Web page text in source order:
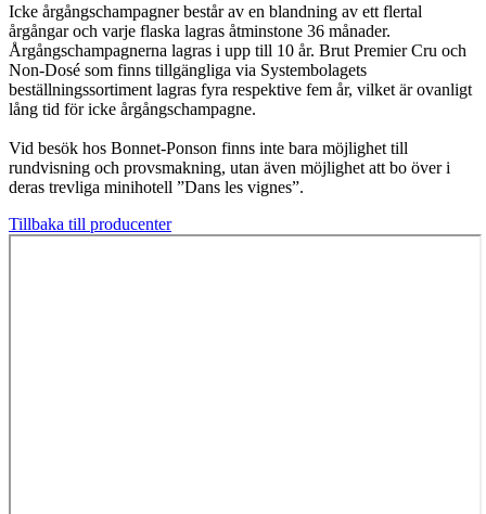
Icke årgångschampagner består av en blandning av ett flertal
årgångar och varje flaska lagras åtminstone 36 månader.
Årgångschampagnerna lagras i upp till 10 år. Brut Premier Cru och
Non-Dosé som finns tillgängliga via Systembolagets
beställningssortiment lagras fyra respektive fem år, vilket är ovanligt
lång tid för icke årgångschampagne.
Vid besök hos Bonnet-Ponson finns inte bara möjlighet till
rundvisning och provsmakning, utan även möjlighet att bo över i
deras trevliga minihotell ”Dans les vignes”.
Tillbaka till producenter